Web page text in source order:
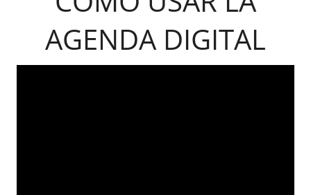
AGENDA DIGITAL